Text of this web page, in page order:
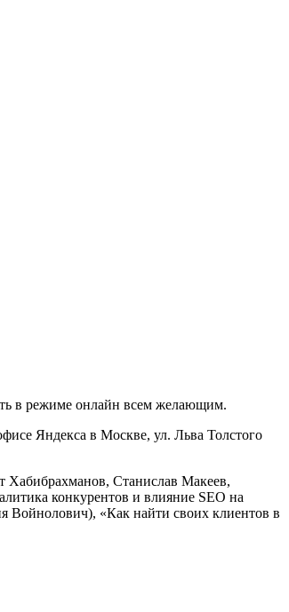
в режиме онлайн всем желающим.
Яндекса в Москве, ул. Льва Толстого
Хабибрахманов, Станислав Макеев,
конкурентов и влияние SEO на
Войнолович), «Как найти своих клиентов в